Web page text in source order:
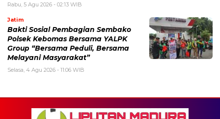
Rabu, 5 Agu 2026 - 02:13 WIB
Jatim
Bakti Sosial Pembagian Sembako
Polsek Kebomas Bersama YALPK
Group “Bersama Peduli, Bersama
Melayani Masyarakat”
Selasa, 4 Agu 2026 - 11:06 WIB